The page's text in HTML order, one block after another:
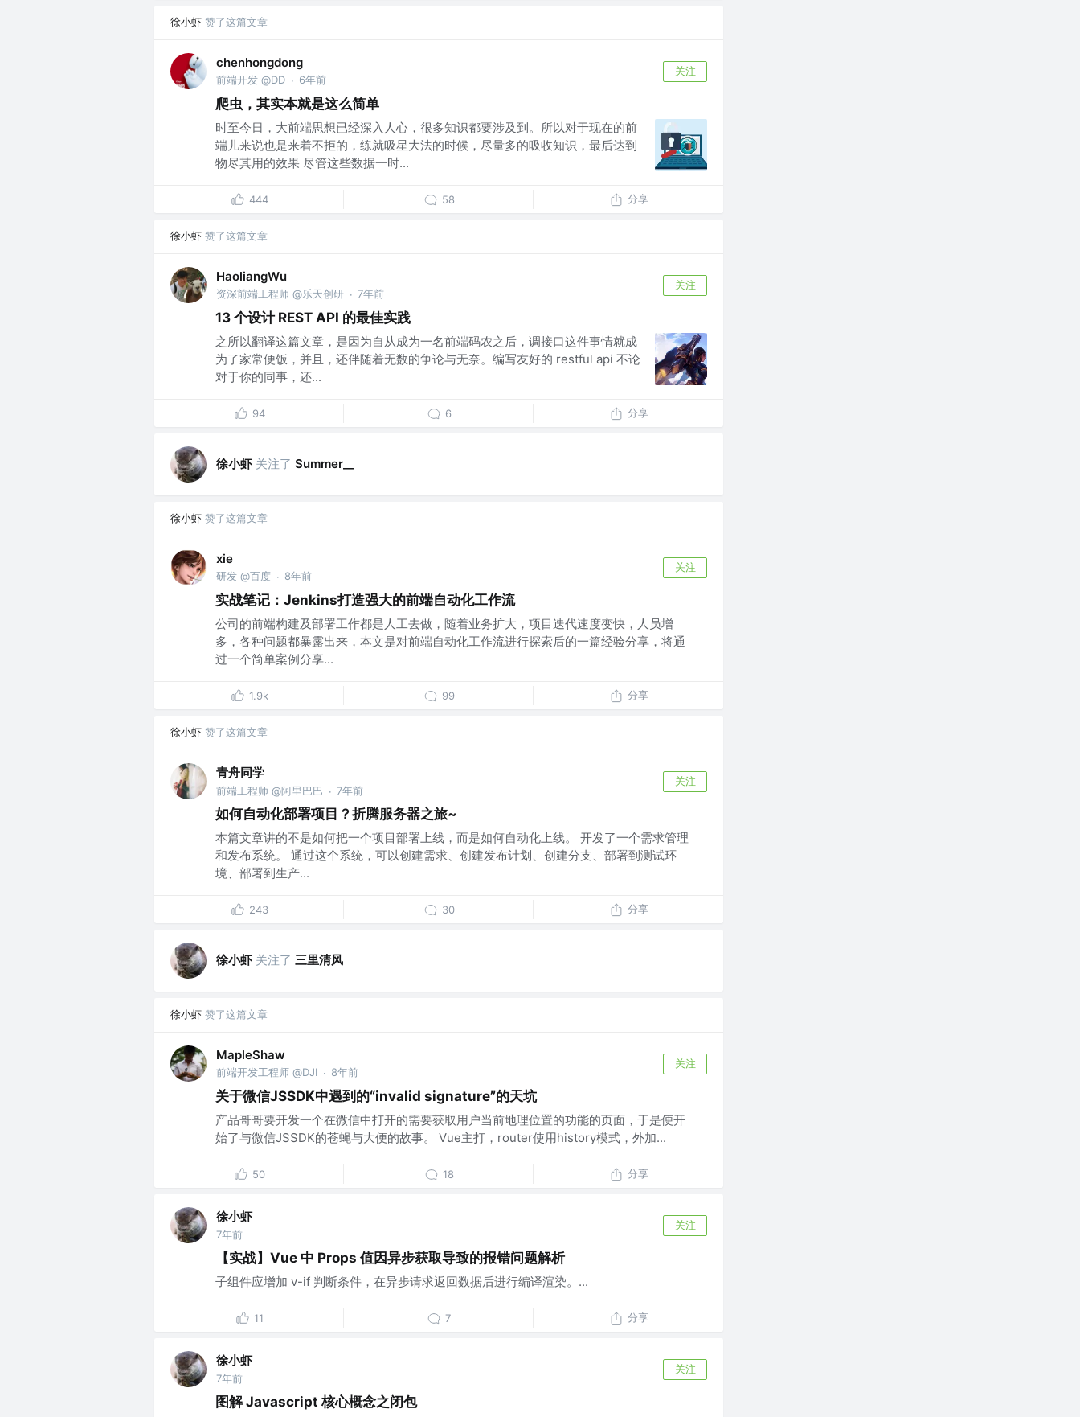
徐小虾 赞了这篇文章
chenhongdong
前端开发 @DD · 6年前
关注
爬虫，其实本就是这么简单
时至今日，大前端思想已经深入人心，很多知识都要涉及到。所以对于现在的前
端儿来说也是来着不拒的，练就吸星大法的时候，尽量多的吸收知识，最后达到
物尽其用的效果 尽管这些数据一时...
444 58 分享
徐小虾 赞了这篇文章
HaoliangWu
资深前端工程师 @乐天创研 · 7年前
关注
13 个设计 REST API 的最佳实践
之所以翻译这篇文章，是因为自从成为一名前端码农之后，调接口这件事情就成
为了家常便饭，并且，还伴随着无数的争论与无奈。编写友好的 restful api 不论
对于你的同事，还...
94 6 分享
徐小虾 关注了 Summer__
徐小虾 赞了这篇文章
xie
研发 @百度 · 8年前
关注
实战笔记：Jenkins打造强大的前端自动化工作流
公司的前端构建及部署工作都是人工去做，随着业务扩大，项目迭代速度变快，人员增
多，各种问题都暴露出来，本文是对前端自动化工作流进行探索后的一篇经验分享，将通
过一个简单案例分享...
1.9k 99 分享
徐小虾 赞了这篇文章
青舟同学
前端工程师 @阿里巴巴 · 7年前
关注
如何自动化部署项目？折腾服务器之旅~
本篇文章讲的不是如何把一个项目部署上线，而是如何自动化上线。 开发了一个需求管理
和发布系统。 通过这个系统，可以创建需求、创建发布计划、创建分支、部署到测试环
境、部署到生产...
243 30 分享
徐小虾 关注了 三里清风
徐小虾 赞了这篇文章
MapleShaw
前端开发工程师 @DJI · 8年前
关注
关于微信JSSDK中遇到的“invalid signature”的天坑
产品哥哥要开发一个在微信中打开的需要获取用户当前地理位置的功能的页面，于是便开
始了与微信JSSDK的苍蝇与大便的故事。 Vue主打，router使用history模式，外加...
50 18 分享
徐小虾
7年前
关注
【实战】Vue 中 Props 值因异步获取导致的报错问题解析
子组件应增加 v-if 判断条件，在异步请求返回数据后进行编译渲染。...
11 7 分享
徐小虾
7年前
关注
图解 Javascript 核心概念之闭包